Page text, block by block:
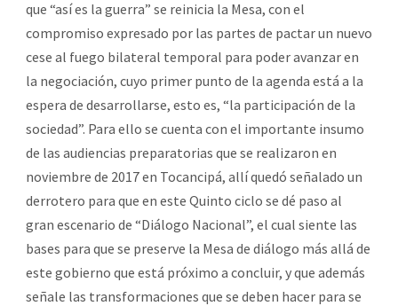
que “así es la guerra” se reinicia la Mesa, con el
compromiso expresado por las partes de pactar un nuevo
cese al fuego bilateral temporal para poder avanzar en
la negociación, cuyo primer punto de la agenda está a la
espera de desarrollarse, esto es, “la participación de la
sociedad”. Para ello se cuenta con el importante insumo
de las audiencias preparatorias que se realizaron en
noviembre de 2017 en Tocancipá, allí quedó señalado un
derrotero para que en este Quinto ciclo se dé paso al
gran escenario de “Diálogo Nacional”, el cual siente las
bases para que se preserve la Mesa de diálogo más allá de
este gobierno que está próximo a concluir, y que además
señale las transformaciones que se deben hacer para se